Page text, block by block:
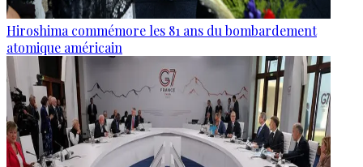
Hiroshima commémore les 81 ans du bombardement
atomique américain